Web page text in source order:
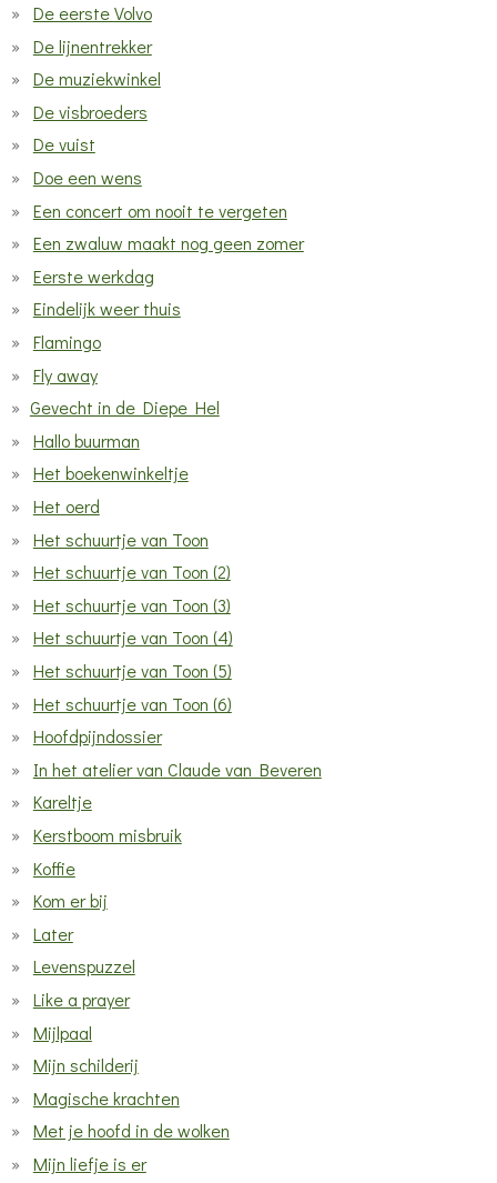
De eerste Volvo
De lijnentrekker
De muziekwinkel
De visbroeders
De vuist
Doe een wens
Een concert om nooit te vergeten
Een zwaluw maakt nog geen zomer
Eerste werkdag
Eindelijk weer thuis
Flamingo
Fly away
Gevecht in de Diepe Hel
Hallo buurman
Het boekenwinkeltje
Het oerd
Het schuurtje van Toon
Het schuurtje van Toon (2)
Het schuurtje van Toon (3)
Het schuurtje van Toon (4)
Het schuurtje van Toon (5)
Het schuurtje van Toon (6)
Hoofdpijndossier
In het atelier van Claude van Beveren
Kareltje
Kerstboom misbruik
Koffie
Kom er bij
Later
Levenspuzzel
Like a prayer
Mijlpaal
Mijn schilderij
Magische krachten
Met je hoofd in de wolken
Mijn liefje is er